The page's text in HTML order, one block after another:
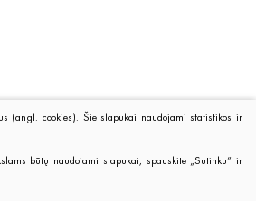
(angl. cookies). Šie slapukai naudojami statistikos ir
būtų naudojami slapukai, spauskite „Sutinku“ ir